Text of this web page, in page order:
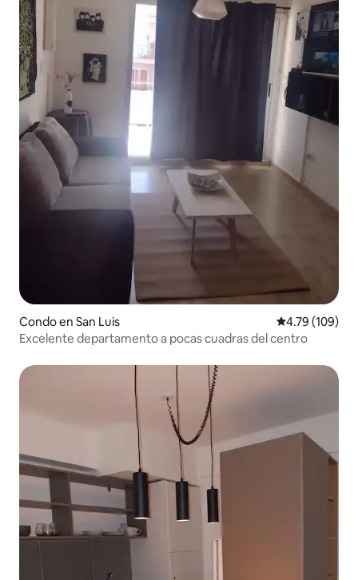
Condo en San Luis Calificación
4.79 (109)
Excelente departamento a pocas cuadras del centro